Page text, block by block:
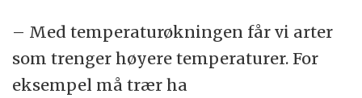
– Med temperaturøkningen får vi arter
som trenger høyere temperaturer. For
eksempel må trær ha